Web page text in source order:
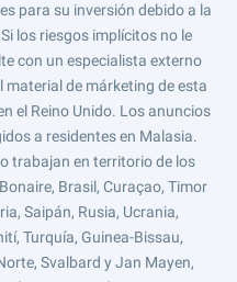
para su inversión debido a la
los riesgos implícitos no le
con un especialista externo
material de márketing de esta
el Reino Unido. Los anuncios
a residentes en Malasia.
trabajan en territorio de los
Brasil, Curaçao, Timor
Saipán, Rusia, Ucrania,
Turquía, Guinea-Bissau,
Svalbard y Jan Mayen,